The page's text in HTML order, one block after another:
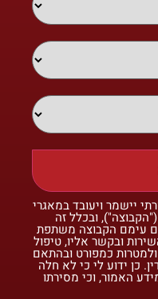
יישמר ויעובד במאגרי
ובכלל זה
עימם הקבוצה משתפת
ובקשר אליו, טיפול
כמפורט ובהתאם
כן ידוע לי כי לא חלה
האמור, וכי מסירתו